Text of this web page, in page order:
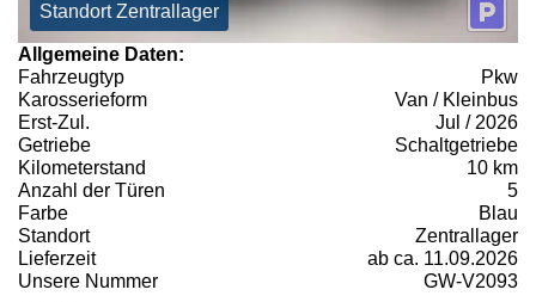
Standort Zentrallager
Allgemeine Daten:
Fahrzeugtyp
Pkw
Karosserieform
Van / Kleinbus
Erst-Zul.
Jul / 2026
Getriebe
Schaltgetriebe
Kilometerstand
10 km
Anzahl der Türen
5
Farbe
Blau
Standort
Zentrallager
Lieferzeit
ab ca. 11.09.2026
Unsere Nummer
GW-V2093